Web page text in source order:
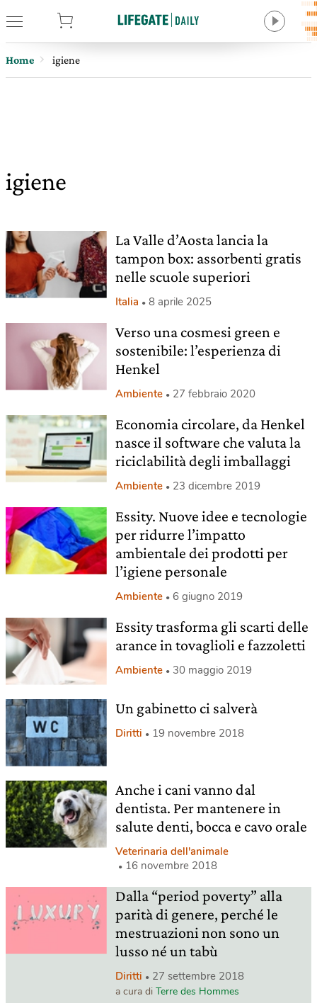
Home igiene
igiene
La Valle d’Aosta lancia la
tampon box: assorbenti gratis
nelle scuole superiori
Italia 8 aprile 2025
Verso una cosmesi green e
sostenibile: l’esperienza di
Henkel
Ambiente 27 febbraio 2020
Economia circolare, da Henkel
nasce il software che valuta la
riciclabilità degli imballaggi
Ambiente 23 dicembre 2019
Essity. Nuove idee e tecnologie
per ridurre l’impatto
ambientale dei prodotti per
l’igiene personale
Ambiente 6 giugno 2019
Essity trasforma gli scarti delle
arance in tovaglioli e fazzoletti
Ambiente 30 maggio 2019
Un gabinetto ci salverà
Diritti 19 novembre 2018
Anche i cani vanno dal
dentista. Per mantenere in
salute denti, bocca e cavo orale
Veterinaria dell'animale
16 novembre 2018
Dalla “period poverty” alla
parità di genere, perché le
mestruazioni non sono un
lusso né un tabù
Diritti 27 settembre 2018
a cura di Terre des Hommes